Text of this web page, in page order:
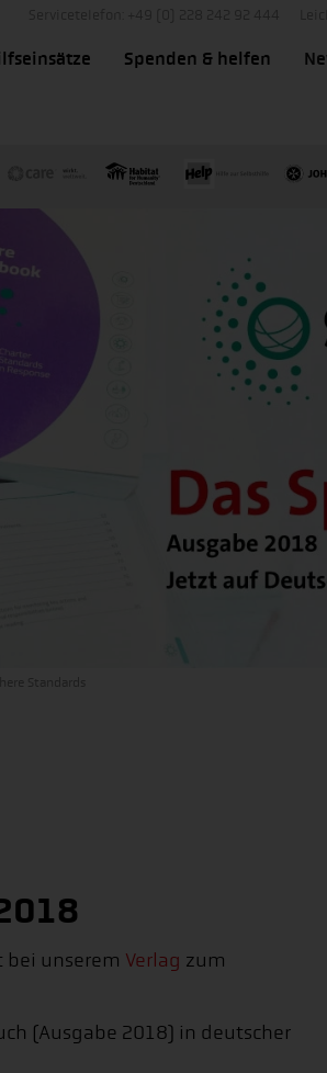
Spenden & helfen
bei unserem Verlag zum
(Ausgabe 2018) in deutscher